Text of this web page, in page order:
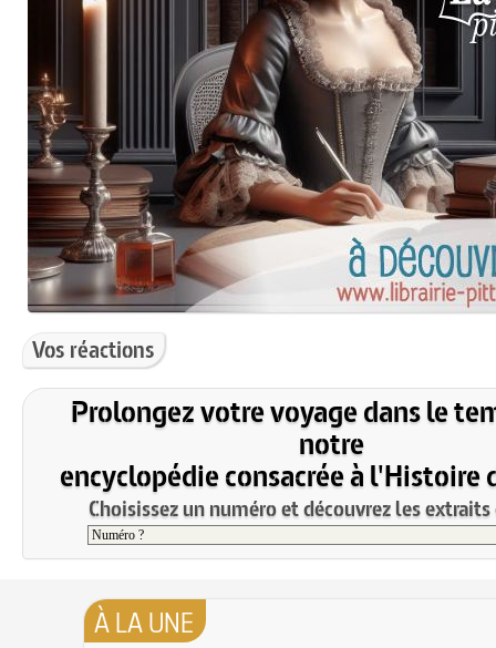
Vos réactions
Prolongez votre voyage dans le
notre
encyclopédie consacrée à l'Histoire
Choisissez un numéro et découvrez les
À LA UNE